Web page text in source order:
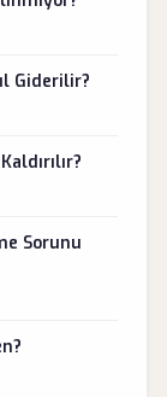
Giderilir?
Sorunu